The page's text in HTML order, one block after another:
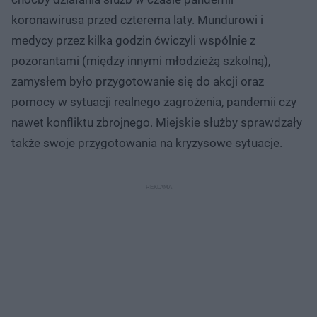
koronawirusa przed czterema laty. Mundurowi i
medycy przez kilka godzin ćwiczyli wspólnie z
pozorantami (między innymi młodzieżą szkolną),
zamysłem było przygotowanie się do akcji oraz
pomocy w sytuacji realnego zagrożenia, pandemii czy
nawet konfliktu zbrojnego. Miejskie służby sprawdzały
także swoje przygotowania na kryzysowe sytuacje.